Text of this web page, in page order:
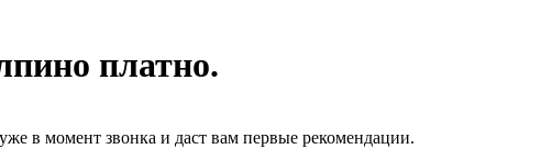
платно.
в момент звонка и даст вам первые рекомендации.